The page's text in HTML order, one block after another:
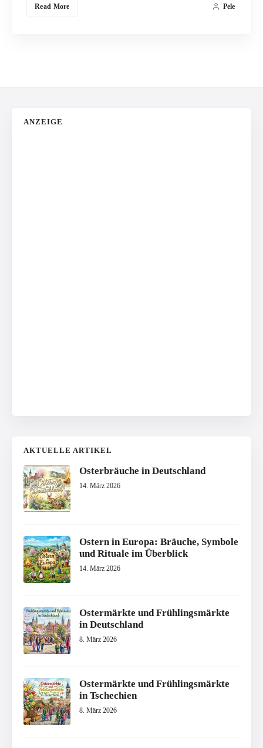
Read More Pele
ANZEIGE
AKTUELLE ARTIKEL
Osterbräuche in Deutschland
14. März 2026
Ostern in Europa: Bräuche, Symbole
und Rituale im Überblick
14. März 2026
Ostermärkte und Frühlingsmärkte
in Deutschland
8. März 2026
Ostermärkte und Frühlingsmärkte
in Tschechien
8. März 2026